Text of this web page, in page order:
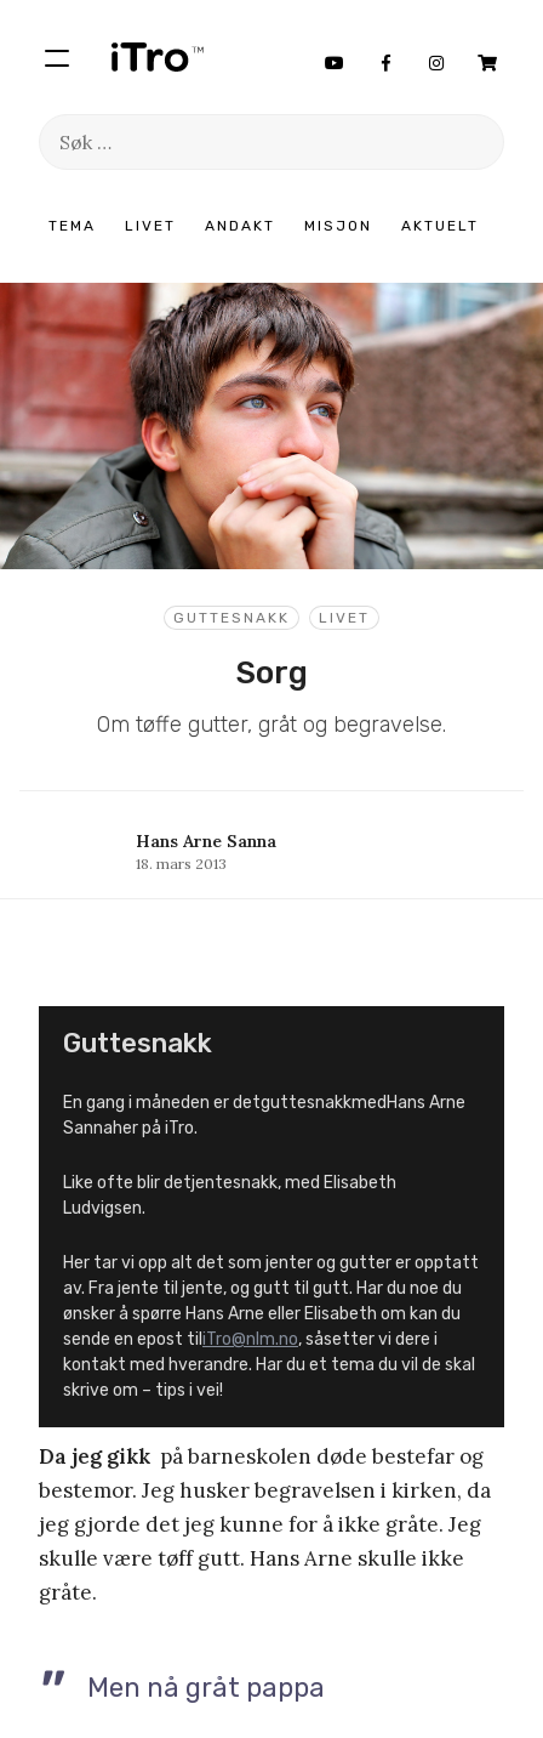
TEMA LIVET ANDAKT MISJON AKTUELT
Søk
innhold
GUTTESNAKK LIVET
Sorg
Om tøffe gutter, gråt og begravelse.
Hans Arne Sanna
18. mars 2013
Guttesnakk
En gang i måneden er detguttesnakkmedHans Arne
Sannaher på iTro.
Like ofte blir detjentesnakk, med Elisabeth
Ludvigsen.
Her tar vi opp alt det som jenter og gutter er opptatt
av. Fra jente til jente, og gutt til gutt. Har du noe du
ønsker å spørre Hans Arne eller Elisabeth om kan du
sende en epost til iTro@nlm.no, såsetter vi dere i
kontakt med hverandre. Har du et tema du vil de skal
skrive om – tips i vei!
Da jeg gikk på barneskolen døde bestefar og
bestemor. Jeg husker begravelsen i kirken, da
jeg gjorde det jeg kunne for å ikke gråte. Jeg
skulle være tøff gutt. Hans Arne skulle ikke
gråte.
Men nå gråt pappa